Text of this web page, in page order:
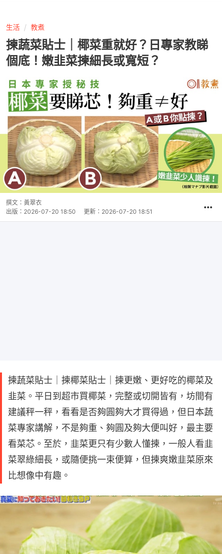
生活 教煮
揀蔬菜貼士｜椰菜重就好？日專家教睇
個底！嫩韭菜揀細長或寬短？
撰文： 黃翠衣
出版： 2026-07-20 18:50 更新： 2026-07-20 18:51
揀蔬菜貼士｜揀椰菜貼士｜揀更嫩、更好吃的椰菜及
韭菜。平日到超市買椰菜，完整或切開皆有，坊間有
建議秤一秤，看看是否夠圓夠大才買得過，但日本蔬
菜專家講解，不是夠重、夠圓及夠大便叫好，最主要
看菜芯。至於，韭菜更只有少數人懂揀，一般人看韭
菜翠綠細長，或隨便挑一束便算，但揀爽嫩韭菜原來
比想像中有趣。